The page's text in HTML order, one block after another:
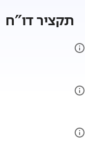
תקציר דו"ח